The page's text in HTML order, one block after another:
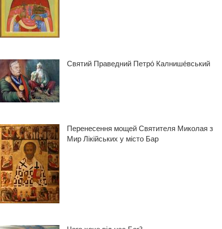
Святий Праведний Петро́ Калнише́вський
Перенесення мощей Святителя Миколая з
Мир Лікійських у місто Бар